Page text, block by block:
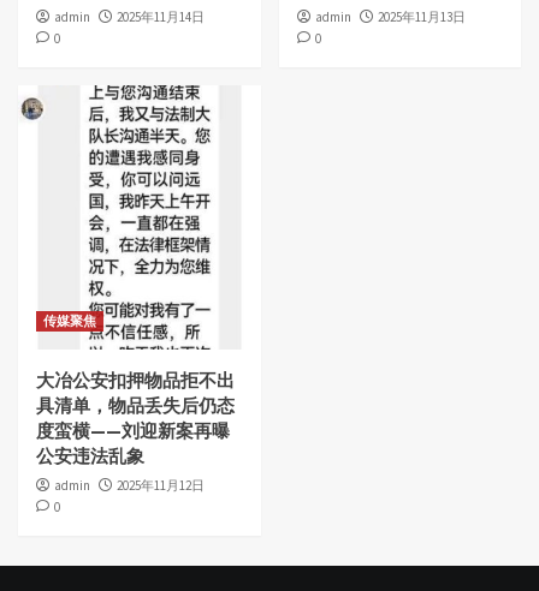
admin
2025年11月14日
0
admin
2025年11月13日
0
传媒聚焦
大冶公安扣押物品拒不出
具清单，物品丢失后仍态
度蛮横——刘迎新案再曝
公安违法乱象
admin
2025年11月12日
0